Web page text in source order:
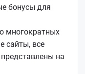
бонусы для
многократных
сайты, все
на